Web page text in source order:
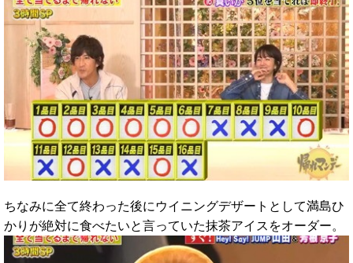
ちなみに全て終わった後にウイニングデザートとして満島ひ
かりが絶対に食べたいと言っていた抹茶アイスをオーダー。